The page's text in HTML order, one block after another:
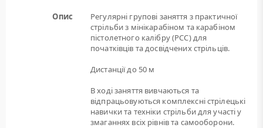
Опис
Регулярні групові заняття з практичної
стрільби з мінікарабіном та карабіном
пістолетного калібру (РСС) для
початківців та досвідчених стрільців.
Дистанції до 50 м
В ході заняття вивчаються та
відпрацьовуються комплексні стрілецькі
навички та техніки стрільби для участі у
змаганнях всіх рівнів та самооборони.